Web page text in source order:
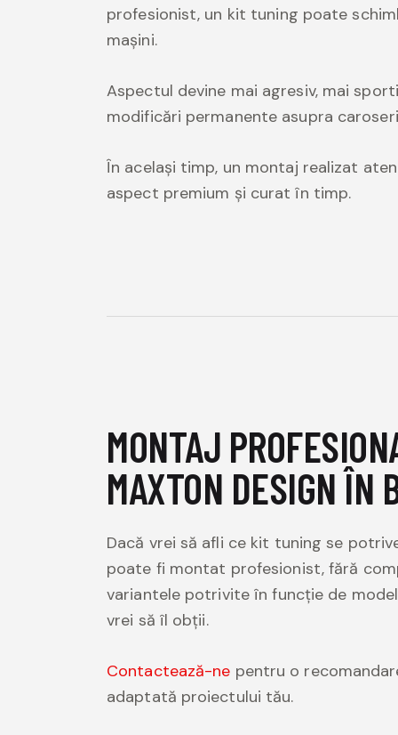
profesionist, un kit tuning poate
mașini.
Aspectul devine mai agresiv, mai
modificări permanente asupra
În același timp, un montaj realizat
aspect premium și curat în timp.
MONTAJ
MAXTON DESIGN ÎN
Dacă vrei să afli ce kit tuning se
poate fi montat profesionist, fără
variantele potrivite în funcție de
vrei să îl obții.
Contactează-ne pentru o
adaptată proiectului tău.